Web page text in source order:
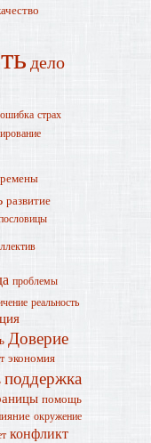
дело
ошибка страх
развитие
проблемы
реальность
Доверие
экономия
поддержка
помощь
окружение
конфликт